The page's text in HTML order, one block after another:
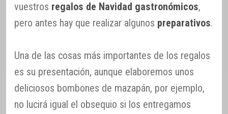
vuestros regalos de Navidad gastronómicos,
pero antes hay que realizar algunos preparativos.
Una de las cosas más importantes de los regalos
es su presentación, aunque elaboremos unos
deliciosos bombones de mazapán, por ejemplo,
no lucirá igual el obsequio si los entregamos